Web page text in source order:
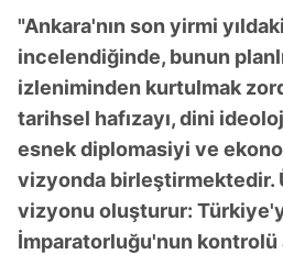
"Ankara'nın son yirmi
incelendiğinde, bunun
izleniminden kurtulmak
tarihsel hafızayı, dini
esnek diplomasiyi ve
vizyonda birleştirmektedir.
vizyonu oluşturur:
İmparatorluğu'nun kontrolü